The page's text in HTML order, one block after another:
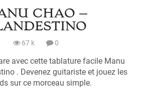
CHAO –
67 k 0
avec cette tablature facile Manu
. Devenez guitariste et jouez les
sur ce morceau simple.